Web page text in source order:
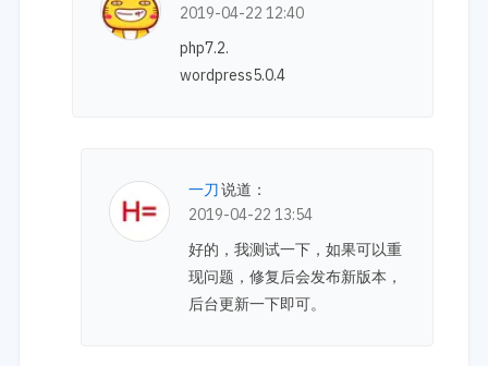
2019-04-22 12:40
php7.2.
wordpress5.0.4
一刀说道：
2019-04-22 13:54
好的，我测试一下，如果可以重
现问题，修复后会发布新版本，
后台更新一下即可。